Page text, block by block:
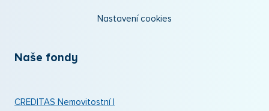
Nastavení cookies
Naše fondy
CREDITAS Nemovitostní I